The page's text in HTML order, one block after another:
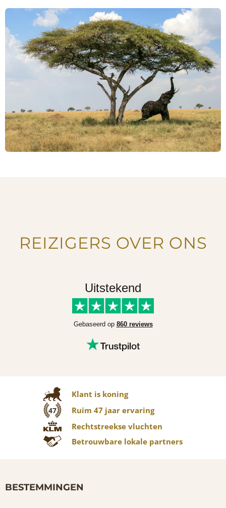
REIZIGERS OVER ONS
Uitstekend
Gebaseerd op 860 reviews
Klant is koning
47
Ruim 47 jaar ervaring
Rechtstreekse vluchten
Betrouwbare lokale partners
BESTEMMINGEN